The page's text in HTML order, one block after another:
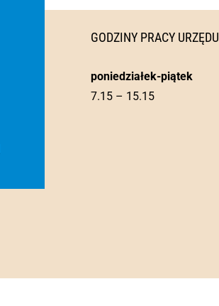
GODZINY PRACY URZĘDU
poniedziałek-piątek
7.15 – 15.15